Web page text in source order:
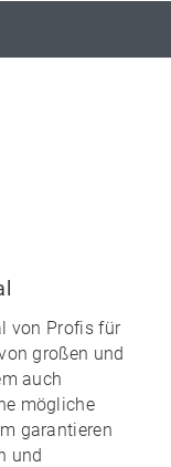
von Profis für
großen und
auch
mögliche
garantieren
und